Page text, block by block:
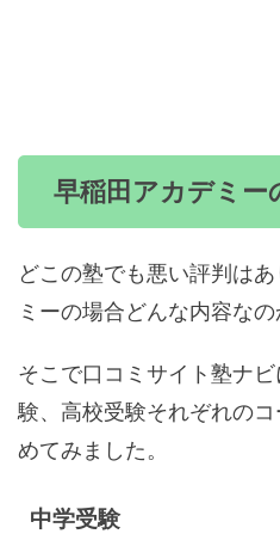
早稲田アカデミー
どこの塾でも悪い評判は
ミーの場合どんな内容なの
そこで口コミサイト塾ナ
験、高校受験それぞれの
めてみました。
中学受験